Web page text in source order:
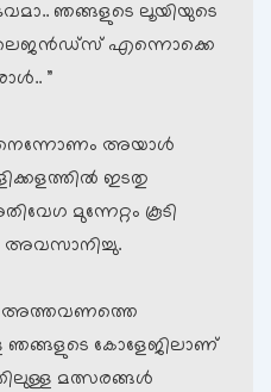
ഞങ്ങളുടെ ലൂയിയുടെ
ലെജന്‍ഡ്സ് എന്നൊക്കെ
”
അയാള്‍
ഇടതു
മുന്നേറ്റം കൂടി
അവസാനിച്ചു.
അത്തവണത്തെ
ഞങ്ങളുടെ കോളേജിലാണ്
മത്സരങ്ങള്‍